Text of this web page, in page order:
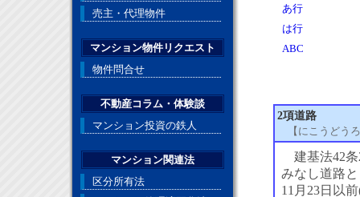
あ行
は行
ABC
2項道路
【にこうどう
建基法42条
みなし道路
11月23日以
売主・代理物件
マンション物件リクエスト
物件問合せ
不動産コラム・体験談
マンション投資の鉄人
マンション関連法
区分所有法